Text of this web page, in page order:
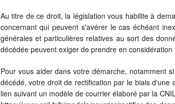
Au titre de ce droit, la législation vous habilite à
concernant qui peuvent s'avérer le cas échéant
générales et particulières relatives au sort des
décédée peuvent exiger de prendre en
Pour vous aider dans votre démarche, notamment
décédé, votre droit de rectification par le biais
lien suivant un modèle de courrier élaboré par la